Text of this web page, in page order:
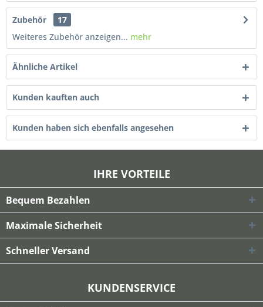
Zubehör
17
Weiteres Zubehör anzeigen... mehr
Ähnliche Artikel
Kunden kauften auch
Kunden haben sich ebenfalls angesehen
IHRE VORTEILE
Bequem Bezahlen
Maximale Sicherheit
Schneller Versand
KUNDENSERVICE